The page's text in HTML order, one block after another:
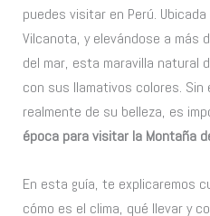
puedes visitar en Perú.
Vilcanota, y elevándose a más
del mar, esta maravilla natural
con sus llamativos colores.
realmente de su belleza, es
época para visitar la Montaña
En esta guía, te explicaremos
cómo es el clima, qué llevar y